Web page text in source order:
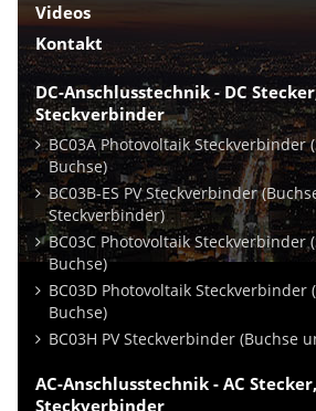
Videos
Kontakt
DC-Anschlusstechnik - DC
Steckverbinder
BC03A Photovoltaik Steckverbinder
Buchse)
BC03B-ES PV Steckverbinder
Steckverbinder)
BC03C Photovoltaik Steckverbinder
Buchse)
BC03D Photovoltaik Steckverbinder
Buchse)
BC03H PV Steckverbinder (Buchse
AC-Anschlusstechnik - AC
Steckverbinder